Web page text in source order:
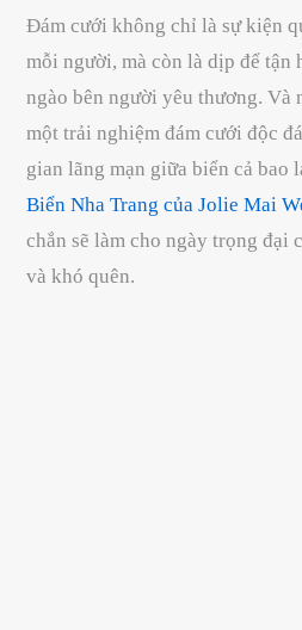
Đám cưới không chỉ là sự kiện
mỗi người, mà còn là dịp để tận
ngào bên người yêu thương. Và
một trải nghiệm đám cưới độc
gian lãng mạn giữa biển cả bao
Biển Nha Trang của Jolie Mai
chắn sẽ làm cho ngày trọng đại
và khó quên.